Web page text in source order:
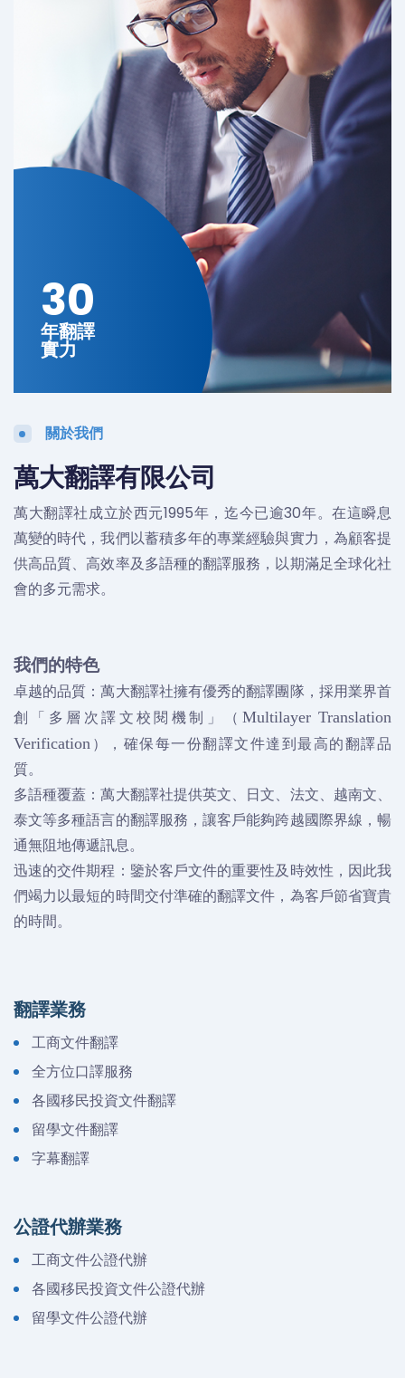
30
年翻譯
實力
關於我們
萬大翻譯有限公司
萬大翻譯社成立於西元1995年，迄今已逾30年。在這瞬息
萬變的時代，我們以蓄積多年的專業經驗與實力，為顧客提
供高品質、高效率及多語種的翻譯服務，以期滿足全球化社
會的多元需求。
我們的特色
卓越的品質：萬大翻譯社擁有優秀的翻譯團隊，採用業界首
創「多層次譯文校閱機制」（ Multilayer Translation
Verification ），確保每一份翻譯文件達到最高的翻譯品
質。
多語種覆蓋：萬大翻譯社提供英文、日文、法文、越南文、
泰文等多種語言的翻譯服務，讓客戶能夠跨越國際界線，暢
通無阻地傳遞訊息。
迅速的交件期程：鑒於客戶文件的重要性及時效性，因此我
們竭力以最短的時間交付準確的翻譯文件，為客戶節省寶貴
的時間。
翻譯業務
工商文件翻譯
全方位口譯服務
各國移民投資文件翻譯
留學文件翻譯
字幕翻譯
公證代辦業務
工商文件公證代辦
各國移民投資文件公證代辦
留學文件公證代辦